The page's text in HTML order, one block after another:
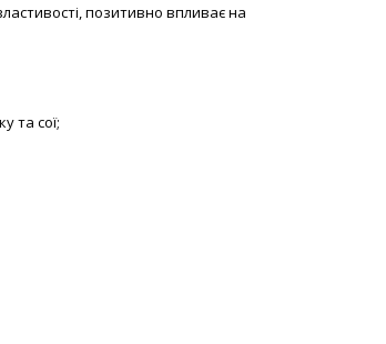
позитивно впливає на
та сої;